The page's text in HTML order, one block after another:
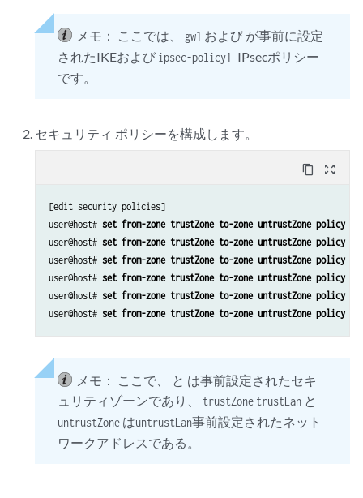
メモ： ここでは、 gw1 および が事前に設定
されたIKEおよび ipsec-policy1 IPsecポリシー
です。
セキュリティ ポリシーを構成します。
content_copy zoom_out_map
[edit security policies]
user@host# set from-zone trustZone to-zone untrustZone policy
user@host# set from-zone trustZone to-zone untrustZone policy
user@host# set from-zone trustZone to-zone untrustZone policy
user@host# set from-zone trustZone to-zone untrustZone policy
user@host# set from-zone trustZone to-zone untrustZone policy
user@host# set from-zone trustZone to-zone untrustZone policy
メモ：
ここで、 と は事前設定されたセキ
ュリティゾーンであり、 trustZone trustLan と
untrustZone はuntrustLan事前設定されたネット
ワークアドレスである。